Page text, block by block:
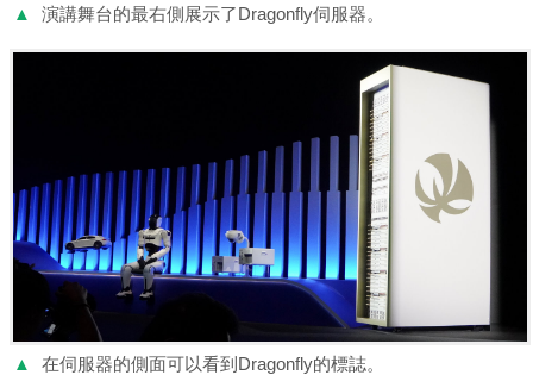
▲ 演講舞台的最右側展示了Dragonfly伺服器。
▲ 在伺服器的側面可以看到Dragonfly的標誌。